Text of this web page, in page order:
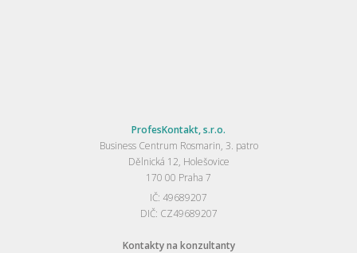
ProfesKontakt, s.r.o.
Business Centrum Rosmarin, 3. patro
Dělnická 12, Holešovice
170 00 Praha 7
IČ: 49689207
DIČ: CZ49689207
Kontakty na konzultanty